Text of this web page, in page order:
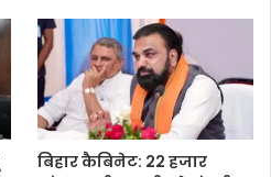
बिहार कैबिनेट: 22 हजार